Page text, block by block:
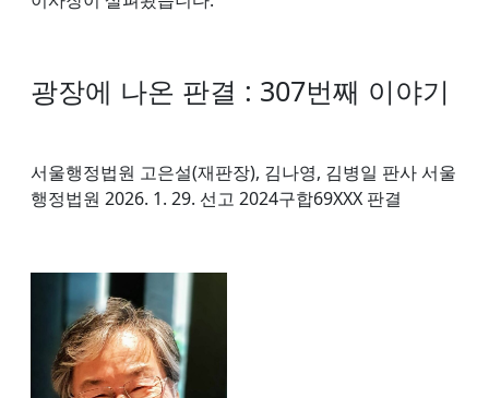
광장에 나온 판결 : 307번째 이야기
서울행정법원 고은설(재판장), 김나영, 김병일 판사 서울
행정법원 2026. 1. 29. 선고 2024구합69XXX 판결